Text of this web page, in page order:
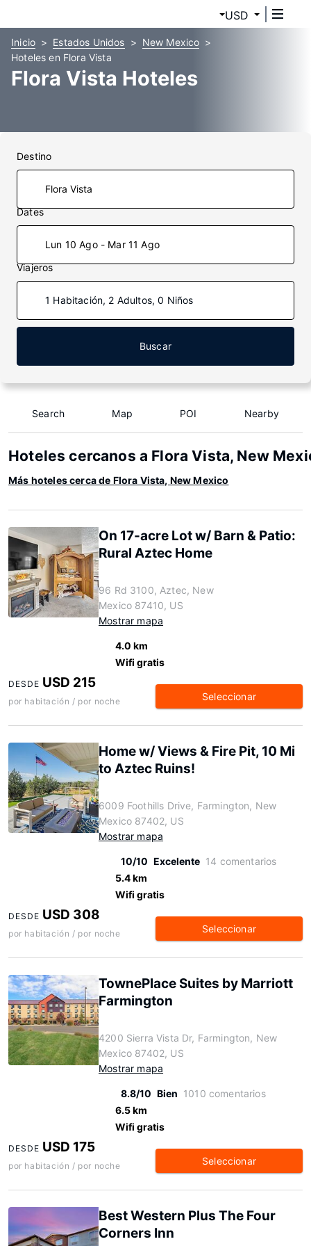
USD
Inicio Estados Unidos
New Mexico
Hoteles en Flora Vista
Flora Vista Hoteles
Destino
Dates
Lun 10 Ago - Mar 11 Ago
Viajeros
1 Habitación, 2 Adultos, 0 Niños
Buscar
Search Map POI Nearby
Hoteles cercanos a Flora Vista, New
Más hoteles cerca de Flora Vista, New Mexico
On 17-acre Lot w/ Barn & Patio:
Rural Aztec Home
96 Rd 3100, Aztec, New
Mexico 87410, US
Mostrar mapa
4.0 km
Wifi gratis
DESDE USD 215
por habitación / por noche Seleccionar
Home w/ Views & Fire Pit, 10 Mi
to Aztec Ruins!
6009 Foothills Drive, Farmington, New
Mexico 87402, US
Mostrar mapa
10/10 Excelente 14 comentarios
5.4 km
Wifi gratis
DESDE USD 308
por habitación / por noche Seleccionar
TownePlace Suites by Marriott
Farmington
4200 Sierra Vista Dr, Farmington, New
Mexico 87402, US
Mostrar mapa
8.8/10 Bien 1010 comentarios
6.5 km
Wifi gratis
DESDE USD 175
por habitación / por noche Seleccionar
Best Western Plus The Four
Corners Inn